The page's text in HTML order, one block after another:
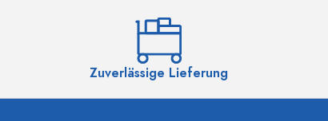
Zuverlässige Lieferung